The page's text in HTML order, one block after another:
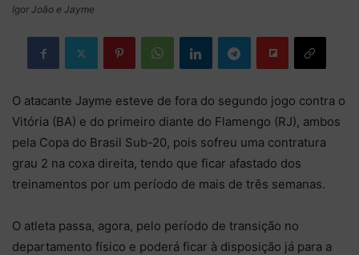
Igor João e Jayme
O atacante Jayme esteve de fora do segundo jogo contra o
Vitória (BA) e do primeiro diante do Flamengo (RJ), ambos
pela Copa do Brasil Sub-20, pois sofreu uma contratura
grau 2 na coxa direita, tendo que ficar afastado dos
treinamentos por um período de mais de três semanas.
O atleta passa, agora, pelo período de transição no
departamento físico e poderá ficar à disposição já para a